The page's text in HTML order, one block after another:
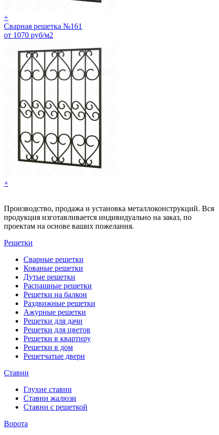
+
Сварная решетка №161
от 1070 руб/м2
+
Производство, продажа и установка металлоконструкций. Вся
продукция изготавливается индивидуально на заказ, по
проектам на основе ваших пожелания.
Решетки
Сварные решетки
Кованые решетки
Дутые решетки
Распашные решетки
Решетки на балкон
Раздвижные решетки
Ажурные решетки
Решетки для дачи
Решетки для цветов
Решетки в квартиру
Решетки в дом
Решетчатые двери
Ставни
Глухие ставни
Ставни жалюзи
Ставни с решеткой
Ворота